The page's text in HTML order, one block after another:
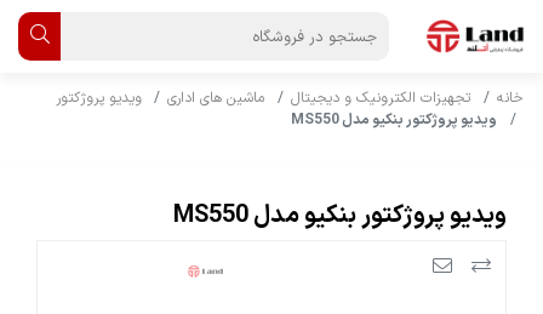
خانه تجهیزات الکترونیک و دیجیتال ماشین های اداری
ویدیو پروژکتور
ویدیو پروژکتور بنکیو مدل MS550
ویدیو پروژکتور بنکیو مدل MS550